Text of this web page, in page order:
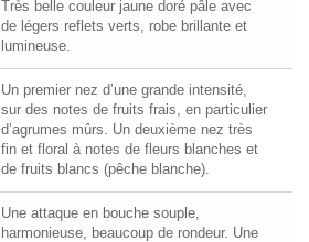
Très belle couleur jaune doré pâle avec
de légers reflets verts, robe brillante et
lumineuse.
Un premier nez d’une grande intensité,
sur des notes de fruits frais, en particulier
d’agrumes mûrs. Un deuxième nez très
fin et floral à notes de fleurs blanches et
de fruits blancs (pêche blanche).
Une attaque en bouche souple,
harmonieuse, beaucoup de rondeur. Une